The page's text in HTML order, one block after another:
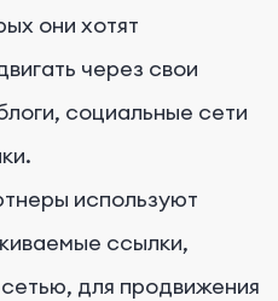
они хотят
через свои
социальные сети
используют
ссылки,
для продвижения